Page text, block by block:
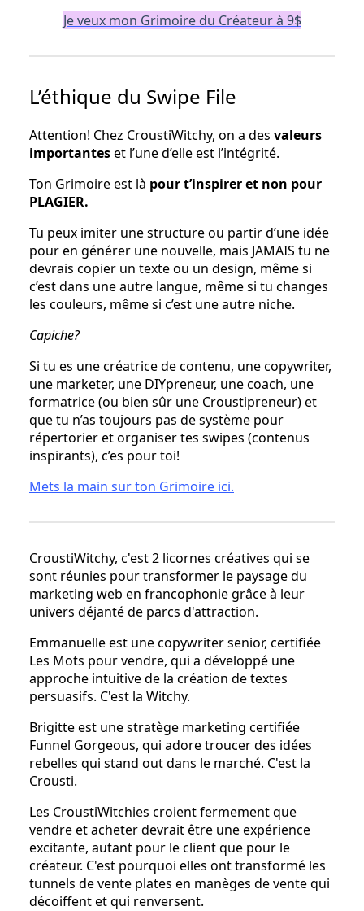
Je veux mon Grimoire du Créateur à 9$
L’éthique du Swipe File
Attention! Chez CroustiWitchy, on a des valeurs
importanteset l’une d’elle est l’intégrité.
Ton Grimoire est là pour t’inspirer et non pour
PLAGIER.
Tu peux imiter une structure ou partir d’une idée
pour en générer une nouvelle, mais JAMAIS tu ne
devrais copier un texte ou un design, même si
c’est dans une autre langue, même si tu changes
les couleurs, même si c’est une autre niche.
Capiche?
Si tu es une créatrice de contenu, une copywriter,
une marketer, une DIYpreneur, une coach, une
formatrice (ou bien sûr une Croustipreneur) et
que tu n’as toujours pas de système pour
répertorier et organiser tes swipes (contenus
inspirants), c’es pour toi!
Mets la main sur ton Grimoire ici.
CroustiWitchy, c'est 2 licornes créatives qui se
sont réunies pour transformer le paysage du
marketing web en francophonie grâce à leur
univers déjanté de parcs d'attraction.
Emmanuelle est une copywriter senior, certifiée
Les Mots pour vendre, qui a développé une
approche intuitive de la création de textes
persuasifs. C'est la Witchy.
Brigitte est une stratège marketing certifiée
Funnel Gorgeous, qui adore troucer des idées
rebelles qui stand out dans le marché. C'est la
Crousti.
Les CroustiWitchies croient fermement que
vendre et acheter devrait être une expérience
excitante, autant pour le client que pour le
créateur. C'est pourquoi elles ont transformé les
tunnels de vente plates en manèges de vente qui
décoiffent et qui renversent.